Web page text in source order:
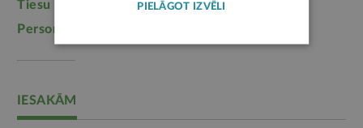
Tiesu sistēma
(1099) Izglītība(1095)
Personas dati
IESAKĀM
PIELĀGOT IZVĒLI